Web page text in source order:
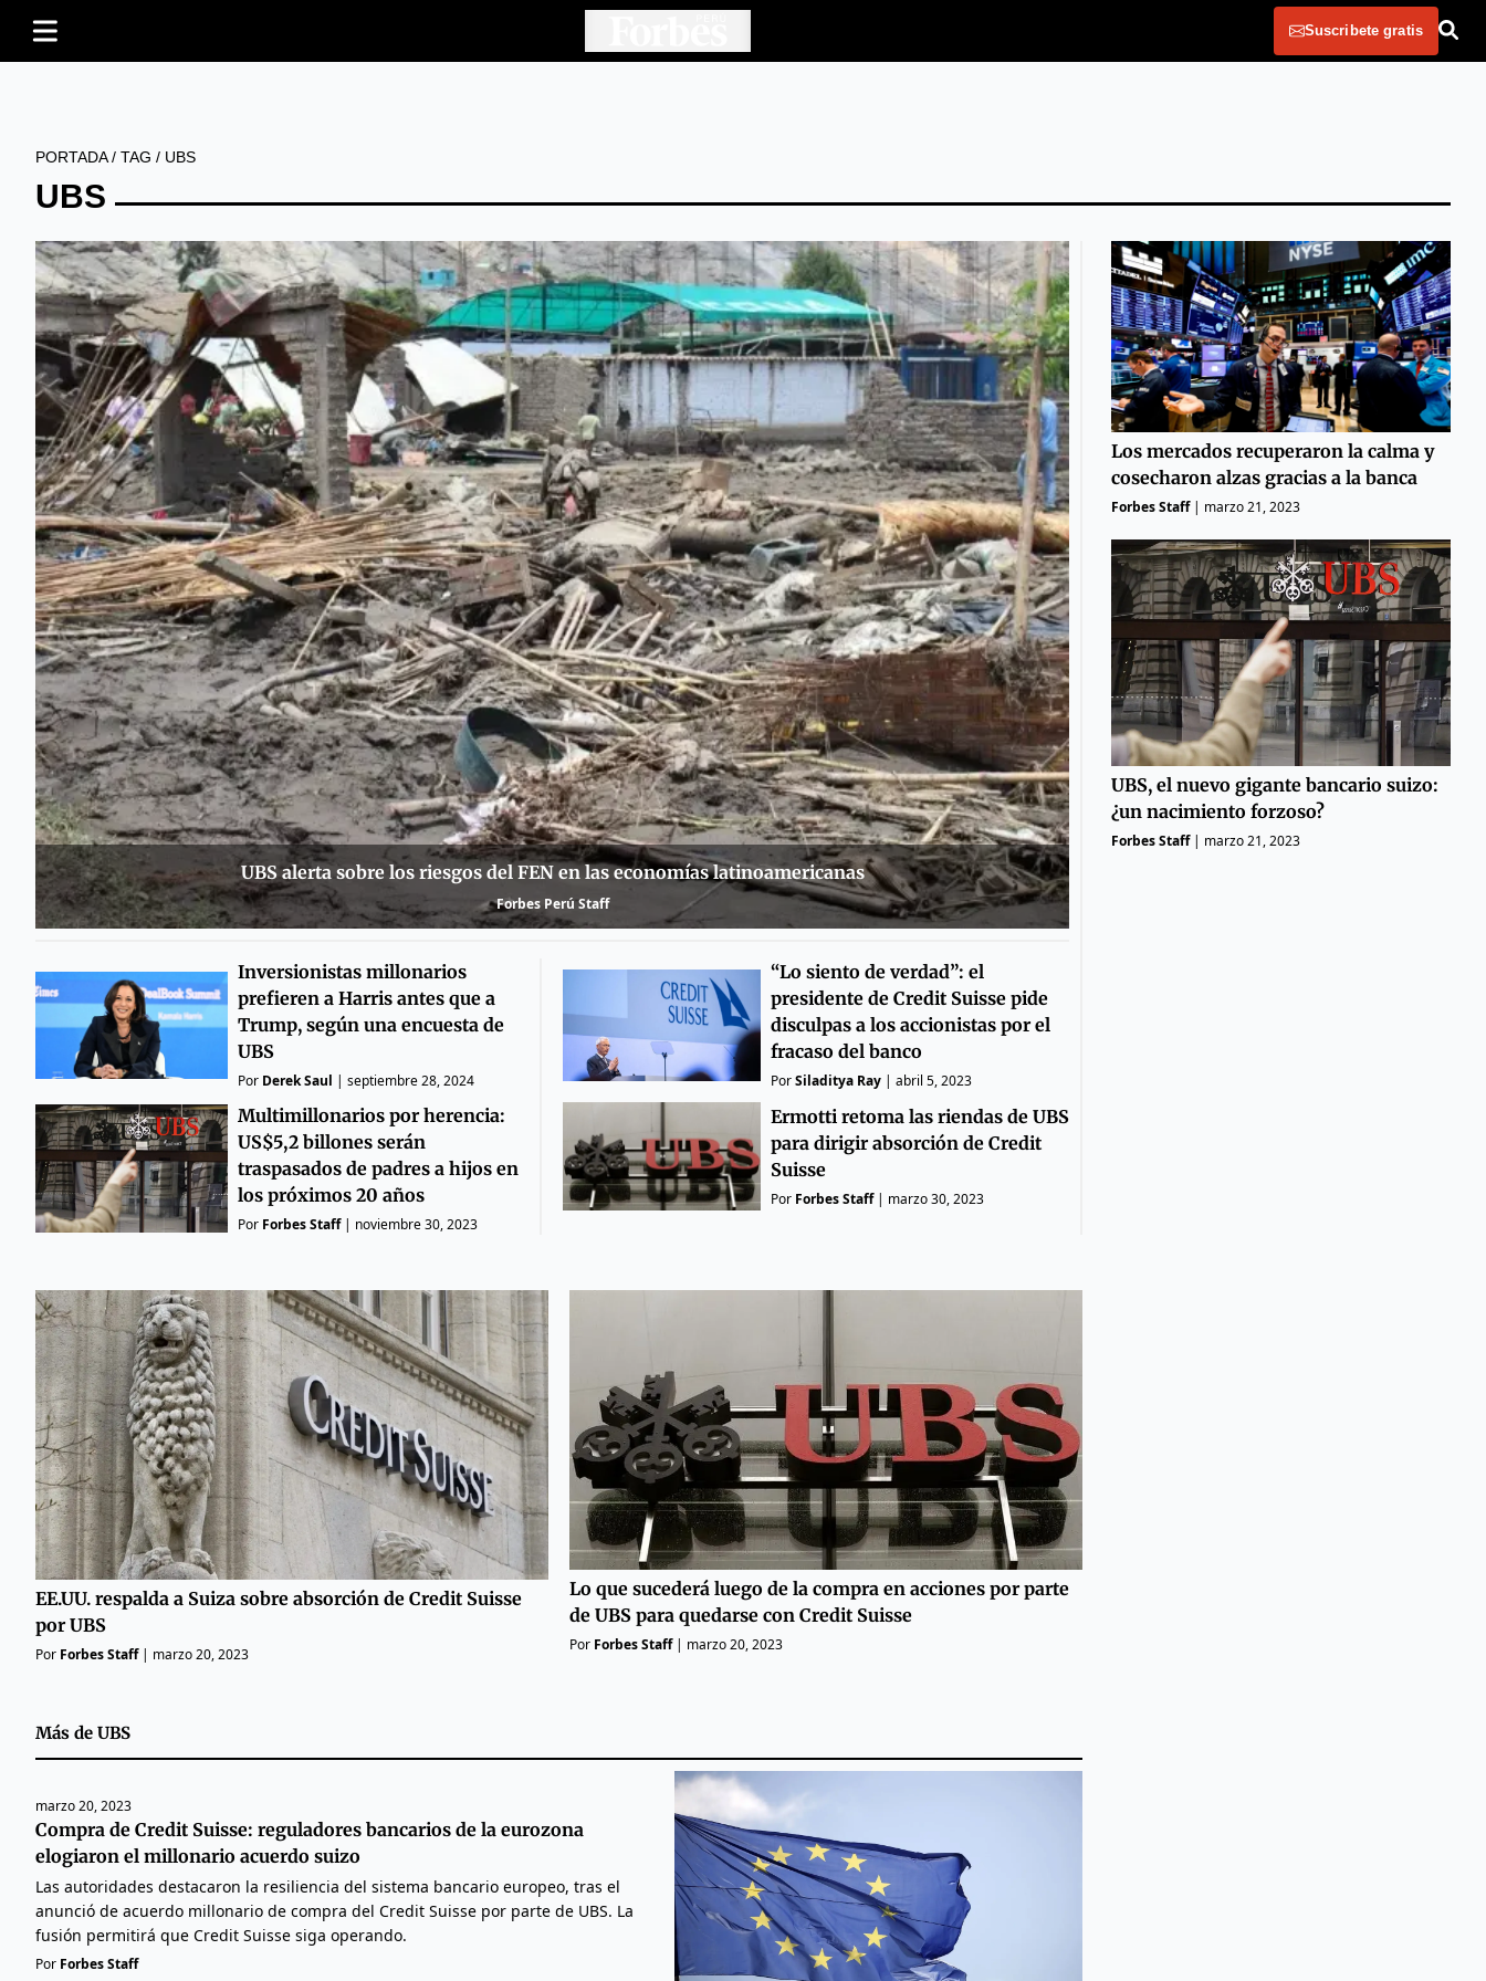
Suscribete gratis
PORTADA/ TAG / UBS
UBS
UBS alerta sobre los riesgos del FEN en las economías latinoamericanas
Forbes Perú Staff
Inversionistas millonarios
prefieren a Harris antes que a
Trump, según una encuesta de
UBS
Por Derek Saul septiembre 28, 2024
Multimillonarios por herencia:
US$5,2 billones serán
traspasados de padres a hijos en
los próximos 20 años
Por Forbes Staff| noviembre 30, 2023
“Lo siento de verdad”: el
presidente de Credit Suisse pide
disculpas a los accionistas por el
fracaso del banco
PorSiladitya Ray| abril 5, 2023
Ermotti retoma las riendas de UBS
para dirigir absorción de Credit
Suisse
Por Forbes Staff| marzo 30, 2023
Los mercados recuperaron la calma y
cosecharon alzas gracias a la banca
Forbes Staff| marzo 21, 2023
UBS, el nuevo gigante bancario suizo:
¿un nacimiento forzoso?
Forbes Staff| marzo 21, 2023
EE.UU. respalda a Suiza sobre absorción de Credit Suisse
por UBS
Por Forbes Staff| marzo 20, 2023
Lo que sucederá luego de la compra en acciones por parte
de UBS para quedarse con Credit Suisse
Por Forbes Staff| marzo 20, 2023
Más de UBS
marzo 20, 2023
Compra de Credit Suisse: reguladores bancarios de la eurozona
elogiaron el millonario acuerdo suizo
Las autoridades destacaron la resiliencia del sistema bancario europeo, tras el
anunció de acuerdo millonario de compra del Credit Suisse por parte de UBS. La
fusión permitirá que Credit Suisse siga operando.
Por Forbes Staff